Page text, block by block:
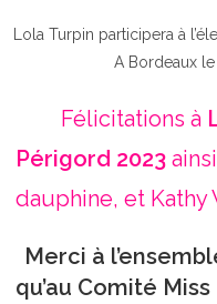
Lola Turpin participera à
A Bordeaux
Félicitations à
Périgord 2023
dauphine, et Kathy
Merci à
qu’au Comité